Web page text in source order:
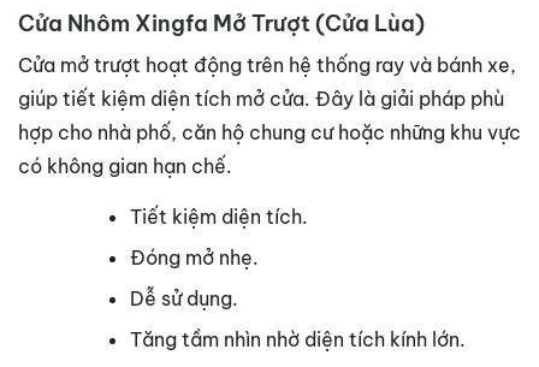
Cửa Nhôm Xingfa Mở Trượt (Cửa Lùa)
Cửa mở trượt hoạt động trên hệ thống ray và bánh xe,
giúp tiết kiệm diện tích mở cửa. Đây là giải pháp phù
hợp cho nhà phố, căn hộ chung cư hoặc những khu vực
có không gian hạn chế.
Tiết kiệm diện tích.
Đóng mở nhẹ.
Dễ sử dụng.
Tăng tầm nhìn nhờ diện tích kính lớn.